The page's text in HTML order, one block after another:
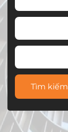
Tìm kiếm